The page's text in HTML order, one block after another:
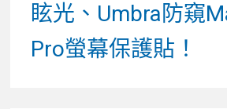
眩光、Umbra防窺
Pro螢幕保護貼！